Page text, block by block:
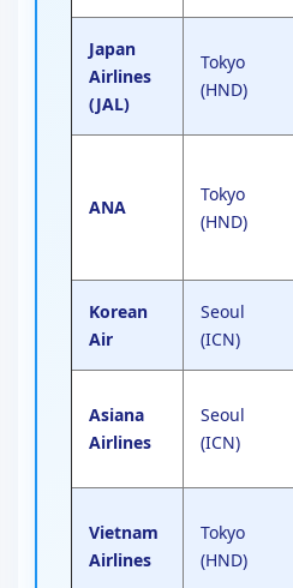
Japan
Airlines
(JAL)
Tokyo
(HND)
ANA
Tokyo
(HND)
Korean
Air
Seoul
(ICN)
Asiana
Airlines
Seoul
(ICN)
Vietnam
Airlines
Tokyo
(HND)